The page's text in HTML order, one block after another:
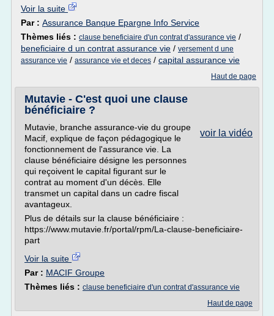
Voir la suite
Par : Assurance Banque Epargne Info Service
Thèmes liés : clause beneficiaire d'un contrat d'assurance vie /
beneficiaire d un contrat assurance vie / versement d une
assurance vie / assurance vie et deces / capital assurance vie
Haut de page
Mutavie - C'est quoi une clause
bénéficiaire ?
voir la vidéo
Mutavie, branche assurance-vie du groupe
Macif, explique de façon pédagogique le
fonctionnement de l'assurance vie. La
clause bénéficiaire désigne les personnes
qui reçoivent le capital figurant sur le
contrat au moment d'un décès. Elle
transmet un capital dans un cadre fiscal
avantageux.
Plus de détails sur la clause bénéficiaire :
https://www.mutavie.fr/portal/rpm/La-clause-beneficiaire-
part
Voir la suite
Par : MACIF Groupe
Thèmes liés : clause beneficiaire d'un contrat d'assurance vie
Haut de page